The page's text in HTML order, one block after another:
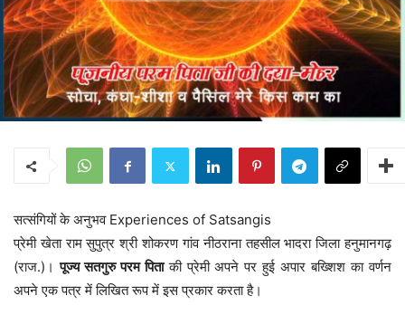
सत्संगियों के अनुभव Experiences of Satsangis
प्रेमी खेता राम सुपुत्र श्री शोकरण गांव नीठराना तहसील भादरा जिला हनुमानगढ़
(राज.)।पूज्य सतगुरु परम पिताकी प्रेमी अपने पर हुई अपार बख्शिश का वर्णन
अपने एक पत्र में लिखित रूप में इस प्रकार करता है।